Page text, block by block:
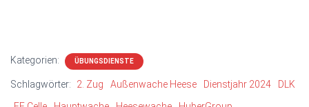
Kategorien: ÜBUNGSDIENSTE
Schlagwörter: 2. Zug Außenwache Heese Dienstjahr 2024
DLK